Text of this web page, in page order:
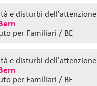
e disturbi dell'attenzione
per Familiari / BE
e disturbi dell'attenzione
per Familiari / BE